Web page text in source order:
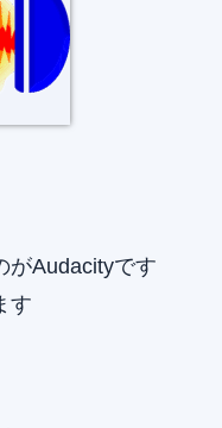
がAudacityです
す